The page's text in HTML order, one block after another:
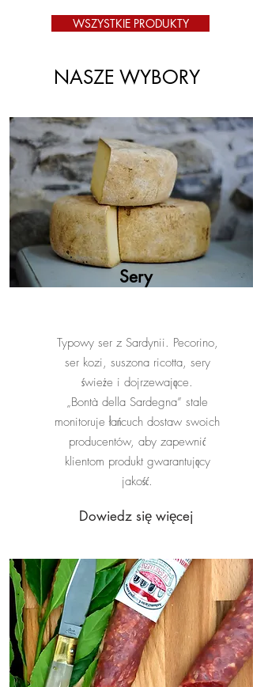
WSZYSTKIE PRODUKTY
NASZE WYBORY
Sery
Typowy ser z Sardynii. Pecorino,
ser kozi, suszona ricotta, sery
świeże i dojrzewające.
„Bontà della Sardegna” stale
monitoruje łańcuch dostaw swoich
producentów, aby zapewnić
klientom produkt gwarantujący
jakość.
Dowiedz się więcej